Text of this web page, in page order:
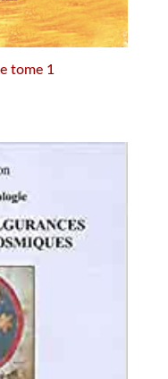
tome 1